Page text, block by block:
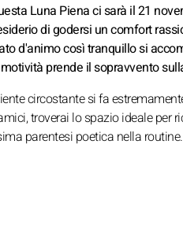
Luna Piena ci sarà il 21
di godersi un comfort
d'animo così tranquillo si
prende il sopravvento
circostante si fa
troverai lo spazio ideale per
parentesi poetica nella routine.